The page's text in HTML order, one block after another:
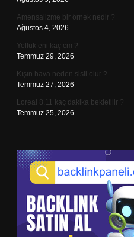
Amensalizme bir örnek nedir ?
Ağustos 4, 2026
Yolluk eni kaç cm ?
Temmuz 29, 2026
Kışın hava neden sisli olur ?
Temmuz 27, 2026
Loreal 8.11 kaç dakika bekletilir ?
Temmuz 25, 2026